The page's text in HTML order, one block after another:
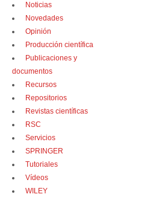
Noticias
Novedades
Opinión
Producción científica
Publicaciones y
documentos
Recursos
Repositorios
Revistas científicas
RSC
Servicios
SPRINGER
Tutoriales
Vídeos
WILEY